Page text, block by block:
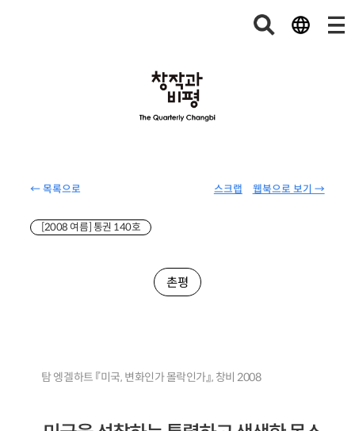
← 목록으로 웹북으로 보기 →
스크랩
[2008 여름] 통권 140호
촌평
탐 엥겔하트 『미국, 변화인가 몰락인가』, 창비 2008